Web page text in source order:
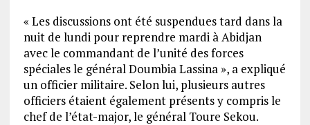
« Les discussions ont été suspendues tard dans la
nuit de lundi pour reprendre mardi à Abidjan
avec le commandant de l’unité des forces
spéciales le général Doumbia Lassina », a expliqué
un officier militaire. Selon lui, plusieurs autres
officiers étaient également présents y compris le
chef de l’état-major, le général Toure Sekou.